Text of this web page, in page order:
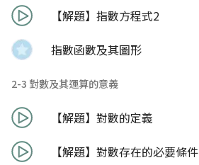
【解題】指數方程式2
指數函數及其圖形
2-3 對數及其運算的意義
【解題】對數的定義
【解題】對數存在的必要條件